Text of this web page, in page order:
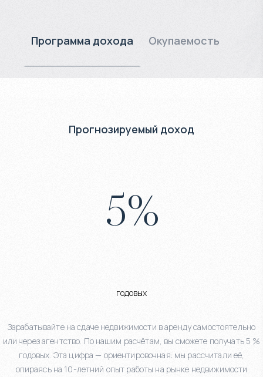
Программа дохода Окупаемость
Прогнозируемый доход
5%
годовых
Зарабатывайте на сдаче недвижимости в аренду самостоятельно
или через агентство. По нашим расчётам, вы сможете получать 5 %
годовых. Эта цифра — ориентировочная: мы рассчитали её,
опираясь на 10-летний опыт работы на рынке недвижимости